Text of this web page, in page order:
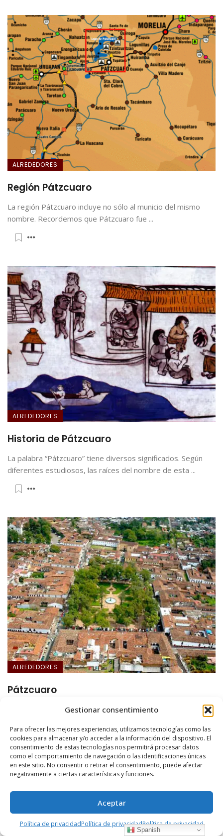
Gestionar consentimiento
Para ofrecer las mejores experiencias, utilizamos tecnologías como las
cookies para almacenar y/o acceder a la información del dispositivo. El
consentimiento de estas tecnologías nos permitirá procesar datos
como el comportamiento de navegación o las identificaciones únicas
en este sitio. No consentir o retirar el consentimiento, puede afectar
negativamente a ciertas características y funciones.
Aceptar
Política de privacidadPolítica de privacidadPolítica de privacidad
ALREDEDORES
Región Pátzcuaro
La región Pátzcuaro incluye no sólo al municio del mismo
nombre. Recordemos que Pátzcuaro fue ...
ALREDEDORES
Historia de Pátzcuaro
La palabra “Pátzcuaro” tiene diversos significados. Según
diferentes estudiosos, las raíces del nombre de esta ...
ALREDEDORES
Pátzcuaro
Es el lugar elegido por los antiguos Purépecha para el
Spanish